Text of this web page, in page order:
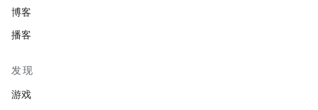
博客
播客
发现
游戏